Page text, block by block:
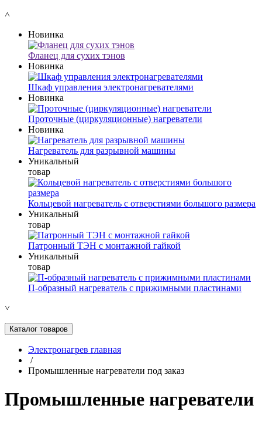
˄
Новинка
Фланец для сухих тэнов
Новинка
Шкаф управления электронагревателями
Новинка
Проточные (циркуляционные) нагреватели
Новинка
Нагреватель для разрывной машины
Уникальный
товар
Кольцевой нагреватель с отверстиями большого размера
Уникальный
товар
Патронный ТЭН с монтажной гайкой
Уникальный
товар
П-образный нагреватель с прижимными пластинами
˅
Каталог товаров
Электронагрев главная
/
Промышленные нагреватели под заказ
Промышленные нагреватели